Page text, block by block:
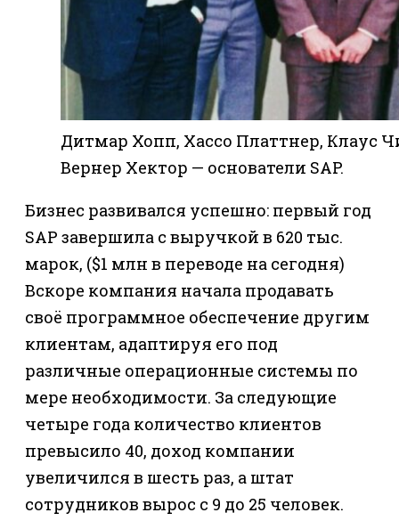
Дитмар Хопп, Хассо Платтнер, Клаус
Вернер Хектор — основатели SAP.
Бизнес развивался успешно: первый год
SAP завершила с выручкой в 620 тыс.
марок, ($1 млн в переводе на сегодня)
Вскоре компания начала продавать
своё программное обеспечение другим
клиентам, адаптируя его под
различные операционные системы по
мере необходимости. За следующие
четыре года количество клиентов
превысило 40, доход компании
увеличился в шесть раз, а штат
сотрудников вырос с 9 до 25 человек.